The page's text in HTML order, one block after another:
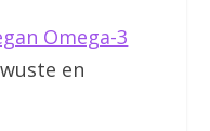
Omega-3
en